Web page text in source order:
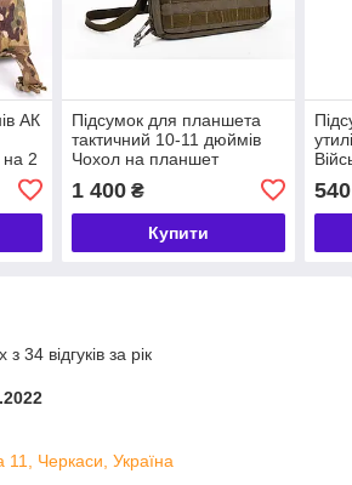
АК
на 2
ЗСУ
Підсумок для планшета
тактичний 10-11 дюймів
Чохол на планшет
утилітарний Хакі
1 400₴
Купити
540
34 відгуків за рік
11, Черкаси, Україна